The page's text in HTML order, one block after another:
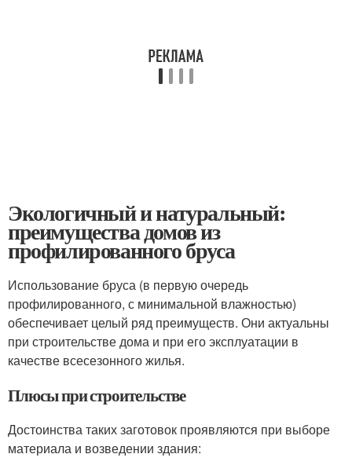
Экологичный и натуральный:
преимущества домов из
профилированного бруса
Использование бруса (в первую очередь
профилированного, с минимальной влажностью)
обеспечивает целый ряд преимуществ. Они актуальны
при строительстве дома и при его эксплуатации в
качестве всесезонного жилья.
Плюсы при строительстве
Достоинства таких заготовок проявляются при выборе
материала и возведении здания: